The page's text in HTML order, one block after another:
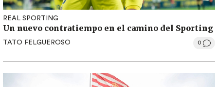
REAL SPORTING
Un nuevo contratiempo en el camino del Sporting
TATO FELGUEROSO 0